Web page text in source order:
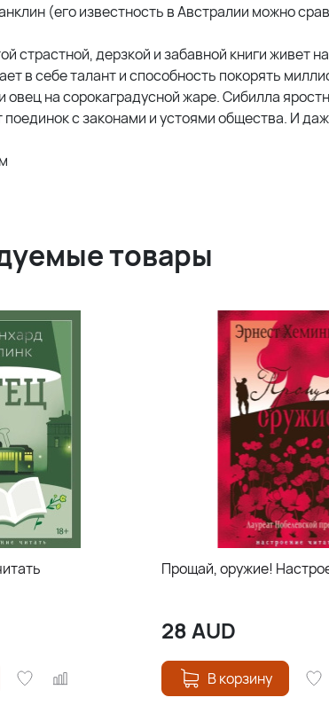
(его известность в Австралии можно
страстной, дерзкой и забавной книги живет
в себе талант и способность покорять
овец на сорокаградусной жаре. Сибилла
поединок с законами и устоями общества. И
товары
Прощай, оружие!
28AUD
В корзину